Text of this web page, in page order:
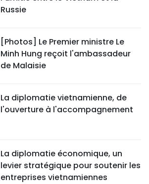
Russie
[Photos] Le Premier ministre Le
Minh Hung reçoit l'ambassadeur
de Malaisie
La diplomatie vietnamienne, de
l'ouverture à l'accompagnement
La diplomatie économique, un
levier stratégique pour soutenir les
entreprises vietnamiennes